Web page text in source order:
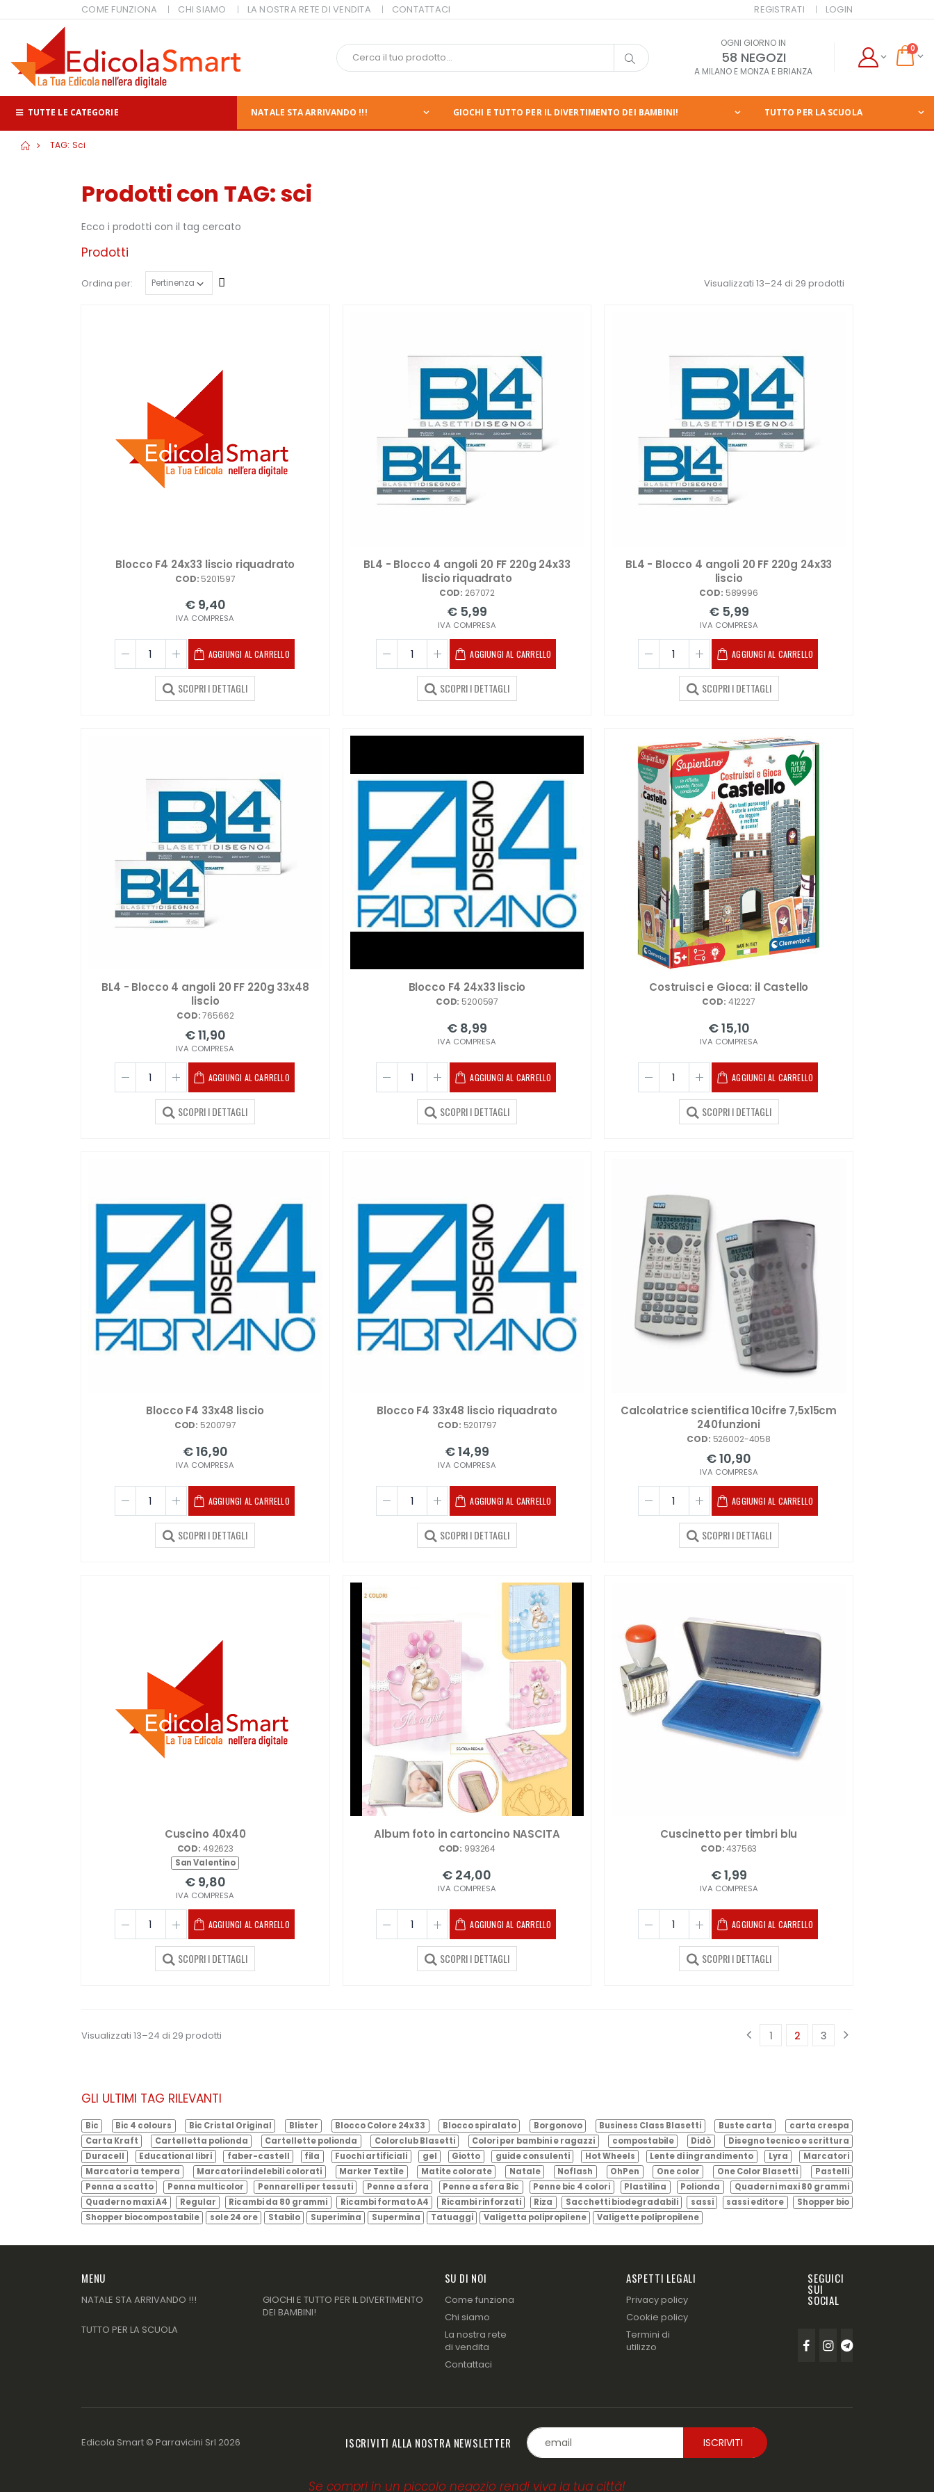
COME FUNZIONA CHI SIAMO LA NOSTRA RETE DI VENDITA CONTATTACI REGISTRATI LOGIN
OGNI GIORNO IN
58 NEGOZI
A MILANO E MONZA E BRIANZA
0
TUTTE LE CATEGORIE NATALE STA ARRIVANDO !!! GIOCHI E TUTTO PER IL DIVERTIMENTO DEI BAMBINI! TUTTO PER LA SCUOLA
TAG: Sci
Prodotti con TAG: sci
Ecco i prodotti con il tag cercato
Prodotti
Ordina per: Visualizzati 13–24 di 29 prodotti
Blocco F4 24x33 liscio riquadrato
COD: 5201597
€ 9,40
IVA COMPRESA
AGGIUNGI AL CARRELLO
SCOPRI I DETTAGLI
BL4 - Blocco 4 angoli 20 FF 220g 24x33
liscio riquadrato
COD: 267072
€ 5,99
IVA COMPRESA
AGGIUNGI AL CARRELLO
SCOPRI I DETTAGLI
BL4 - Blocco 4 angoli 20 FF 220g 24x33
liscio
COD: 589996
€ 5,99
IVA COMPRESA
AGGIUNGI AL CARRELLO
SCOPRI I DETTAGLI
BL4 - Blocco 4 angoli 20 FF 220g 33x48
liscio
COD:765662
€ 11,90
IVA COMPRESA
AGGIUNGI AL CARRELLO
SCOPRI I DETTAGLI
Blocco F4 24x33 liscio
COD: 5200597
€ 8,99
IVA COMPRESA
AGGIUNGI AL CARRELLO
SCOPRI I DETTAGLI
Costruisci e Gioca: il Castello
COD: 412227
€ 15,10
IVA COMPRESA
AGGIUNGI AL CARRELLO
SCOPRI I DETTAGLI
Blocco F4 33x48 liscio
COD: 5200797
€ 16,90
IVA COMPRESA
AGGIUNGI AL CARRELLO
SCOPRI I DETTAGLI
Blocco F4 33x48 liscio riquadrato
COD: 5201797
€ 14,99
IVA COMPRESA
AGGIUNGI AL CARRELLO
SCOPRI I DETTAGLI
Calcolatrice scientifica 10cifre 7,5x15cm
240funzioni
COD: 526002-4058
€ 10,90
IVA COMPRESA
AGGIUNGI AL CARRELLO
SCOPRI I DETTAGLI
Cuscino 40x40
COD: 492623
San Valentino
€ 9,80
IVA COMPRESA
AGGIUNGI AL CARRELLO
SCOPRI I DETTAGLI
Album foto in cartoncino NASCITA
COD: 993264
€ 24,00
IVA COMPRESA
AGGIUNGI AL CARRELLO
SCOPRI I DETTAGLI
Cuscinetto per timbri blu
COD:437563
€ 1,99
IVA COMPRESA
AGGIUNGI AL CARRELLO
SCOPRI I DETTAGLI
Visualizzati 13–24 di 29 prodotti 1 2(corrente)
3
GLI ULTIMI TAG RILEVANTI
Bic Bic 4 colours Bic Cristal Original Blister Blocco Colore 24x33 Blocco spiralato Borgonovo Business Class Blasetti Buste carta
carta crespa
Carta Kraft
Cartelletta polionda Cartellette polionda Colorclub Blasetti Colori per bambini e ragazzi compostabile Didò
Disegno tecnico e scrittura
Duracell
Educational libri faber-castell fila Fuochi artificiali gel Giotto guide consulenti Hot Wheels Lente di ingrandimento Lyra
Marcatori
Marcatori a tempera
Marcatori indelebili colorati Marker Textile Matite colorate Natale Noflash OhPen One color One Color Blasetti
Pastelli
Penna a scatto
Penna multicolor Pennarelli per tessuti Penne a sfera Penne a sfera Bic Penne bic 4 colori Plastilina Polionda
Quaderni maxi 80 grammi
Quaderno maxi A4
Regular Ricambi da 80 grammi Ricambi formato A4 Ricambi rinforzati Riza Sacchetti biodegradabili sassi sassi editore
Shopper bio
Shopper biocompostabile
sole 24 ore Stabilo Superimina Supermina Tatuaggi Valigetta polipropilene Valigette polipropilene
MENU
NATALE STA ARRIVANDO !!!
GIOCHI E TUTTO PER IL DIVERTIMENTO
DEI BAMBINI!
TUTTO PER LA SCUOLA
SU DI NOI
Come funziona
Chi siamo
La nostra rete
di vendita
Contattaci
ASPETTI LEGALI
Privacy policy
Cookie policy
Termini di
utilizzo
SEGUICI
SUI
SOCIAL
Edicola Smart © Parravicini Srl 2026 ISCRIVITI ALLA NOSTRA NEWSLETTER
Se compri in un piccolo negozio rendi viva la tua città!